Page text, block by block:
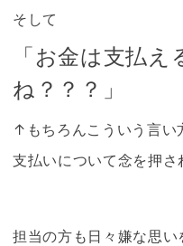
そして
「お金は支払え
ね？？？」
↑もちろんこういう言い
支払いについて念を押
担当の方も日々嫌な思